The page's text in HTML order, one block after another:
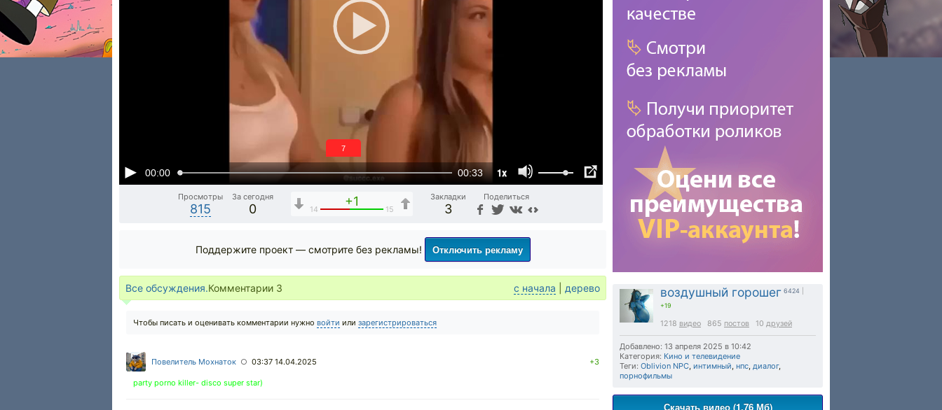
00:00 00:33 1x
6
Просмотры
815
За сегодня
0
+1
14 15
Закладки
3
Поделиться
воздушный горошег 6424
+19
1218 видео 865 постов 10 друзей
Добавлено: 13 апреля 2025 в 10:42
Категория: Кино и телевидение
Теги: Oblivion NPC, интимный, нпс, диалог,
порнофильмы
Скачать видео (1.76 Мб)
Поддержите проект — смотрите без рекламы! Отключить рекламу
Все обсуждения.Комментарии 3 с начала дерево
Чтобы писать и оценивать комментарии нужно войти или зарегистрироваться
Повелитель Мохнаток ○ 03:37 14.04.2025 +3
party porno killer- disco super star)